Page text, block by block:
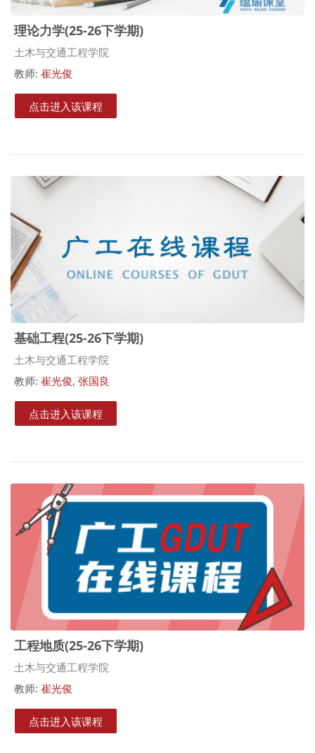
理论力学(25-26下学期)
课程类别
土木与交通工程学院
教师: 崔光俊
点击进入该课程
基础工程(25-26下学期)
课程类别
土木与交通工程学院
教师: 崔光俊, 张国良
点击进入该课程
工程地质(25-26下学期)
课程类别
土木与交通工程学院
教师: 崔光俊
点击进入该课程